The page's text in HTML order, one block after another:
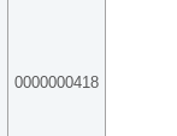
0000000418